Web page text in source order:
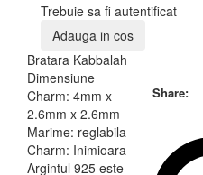
Trebuie sa fi autentificat
Adauga in cos
Share:
Bratara Kabbalah
Dimensiune
Charm: 4mm x
2.6mm x 2.6mm
Marime: reglabila
Charm: Inimioara
Argintul 925 este